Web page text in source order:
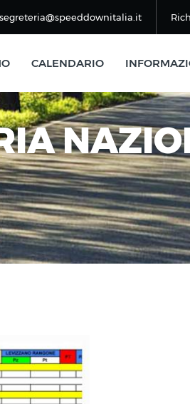
segreteria@speeddownitalia.it
CALENDARIO